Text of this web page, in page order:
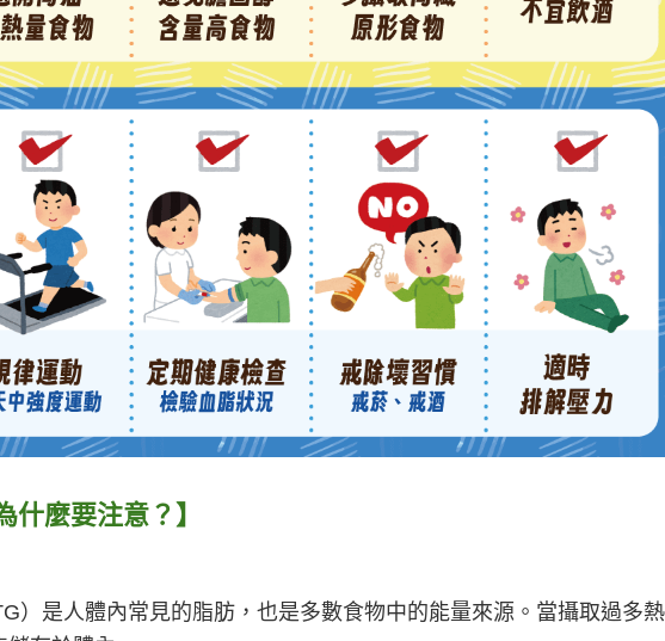
什麼要注意？】
）是人體內常見的脂肪，也是多數食物中的能量來源。當攝取過多